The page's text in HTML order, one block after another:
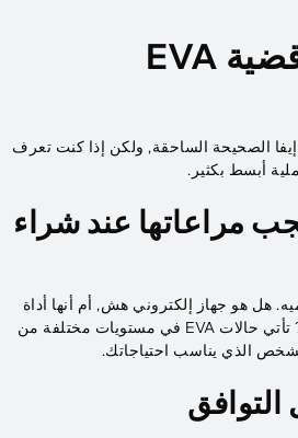
كيفية اختيار قضية EVA
الصحيحة الساحقة, ولكن إذا كنت تعرف
أبسط بكثير.
مراعاتها عند شراء
هل هو جهاز إلكتروني هش, أم أنها أداة
تحتاج إلى حماية أقل بقليل? تأتي حالات EVA في مستويات مختلفة من
الشخص الذي يناسب احتياجاتك.